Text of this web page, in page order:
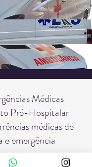
Médicas
Pré-Hospitalar
médicas de
e emergência